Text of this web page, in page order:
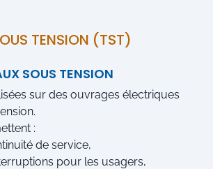
TENSION (TST)
SOUS TENSION
sur des ouvrages électriques
:
de service,
pour les usagers,